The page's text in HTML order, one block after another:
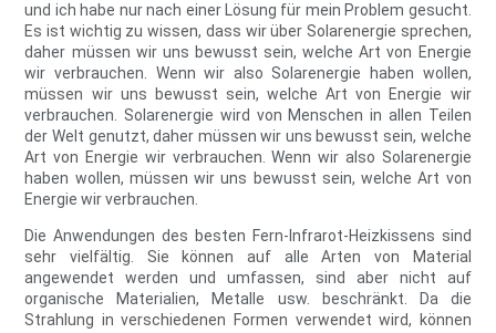
und ich habe nur nach einer Lösung für mein Problem gesucht.
Es ist wichtig zu wissen, dass wir über Solarenergie sprechen,
daher müssen wir uns bewusst sein, welche Art von Energie
wir verbrauchen. Wenn wir also Solarenergie haben wollen,
müssen wir uns bewusst sein, welche Art von Energie wir
verbrauchen. Solarenergie wird von Menschen in allen Teilen
der Welt genutzt, daher müssen wir uns bewusst sein, welche
Art von Energie wir verbrauchen. Wenn wir also Solarenergie
haben wollen, müssen wir uns bewusst sein, welche Art von
Energie wir verbrauchen.
Die Anwendungen des besten Fern-Infrarot-Heizkissens sind
sehr vielfältig. Sie können auf alle Arten von Material
angewendet werden und umfassen, sind aber nicht auf
organische Materialien, Metalle usw. beschränkt. Da die
Strahlung in verschiedenen Formen verwendet wird, können